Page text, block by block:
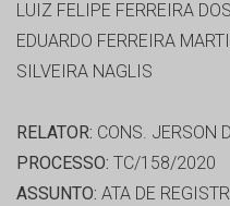
LUIZ FELIPE FERREIRA
EDUARDO FERREIRA
SILVEIRA NAGLIS
RELATOR: CONS. JERSON
PROCESSO: TC/158/2020
ASSUNTO: ATA DE